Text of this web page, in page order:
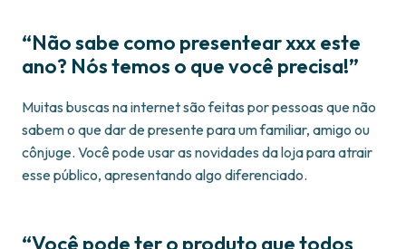
“Não sabe como presentear xxx este
ano? Nós temos o que você precisa!”
Muitas buscas na internet são feitas por pessoas que não
sabem o que dar de presente para um familiar, amigo ou
cônjuge. Você pode usar as novidades da loja para atrair
esse público, apresentando algo diferenciado.